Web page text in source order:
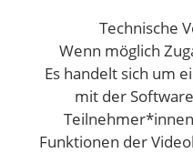
Technische
Wenn möglich
Es handelt sich um
mit der
Funktionen der